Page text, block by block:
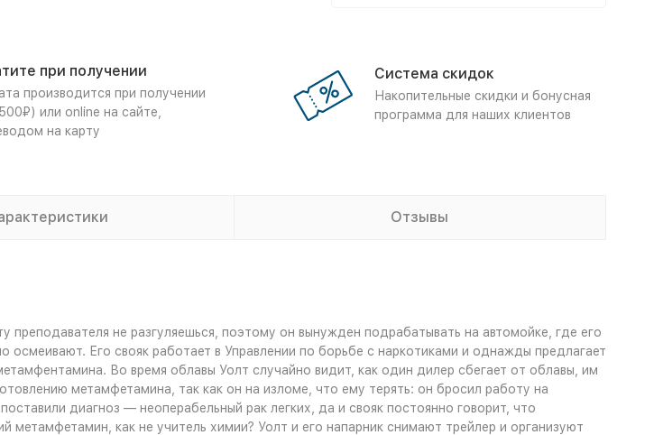
при получении
производится при получении
или online на сайте,
на карту
Система скидок
Накопительные скидки и бонусная
программа для наших клиентов
Отзывы
не разгуляешься, поэтому он вынужден подрабатывать на автомойке, где его
Его свояк работает в Управлении по борьбе с наркотиками и однажды предлагает
Во время облавы Уолт случайно видит, как один дилер сбегает от облавы, им
метамфетамина, так как он на изломе, что ему терять: он бросил работу на
диагноз — неоперабельный рак легких, да и свояк постоянно говорит, что
как не учитель химии? Уолт и его напарник снимают трейлер и организуют